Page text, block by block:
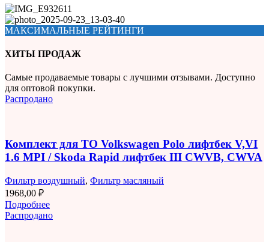
МАКСИМАЛЬНЫЕ РЕЙТИНГИ
ХИТЫ ПРОДАЖ
Самые продаваемые товары с лучшими отзывами. Доступно
для оптовой покупки.
Распродано
Комплект для ТО Volkswagen Polo лифтбек V,VI
1.6 MPI / Skoda Rapid лифтбек III CWVB, CWVA
Фильтр воздушный, Фильтр масляный
1968,00 ₽
Подробнее
Распродано